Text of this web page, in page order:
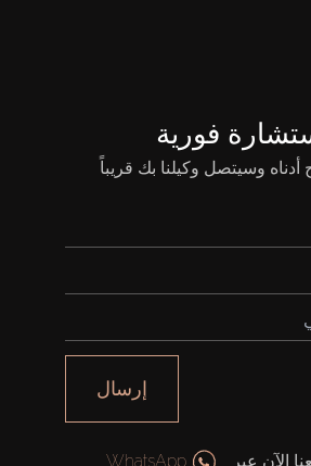
فورية
أدناه وسيتصل وكيلنا بك قريباً
إرسال
الآن عبر WhatsApp